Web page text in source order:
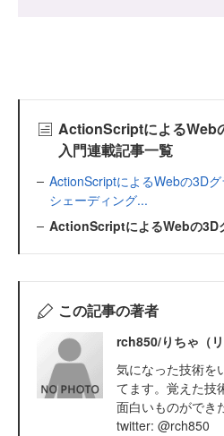
ActionScriptによるWeb
入門連載記事一覧
ActionScriptによるWebの3D
シェーディング...
ActionScriptによるWebの3D
この記事の著者
rch850/りちゃ（リ
気になった技術を
てます。覚えた技
面白いものができ
twitter: @rch850